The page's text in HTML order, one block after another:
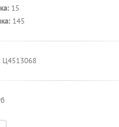
15
145
Ц4513068